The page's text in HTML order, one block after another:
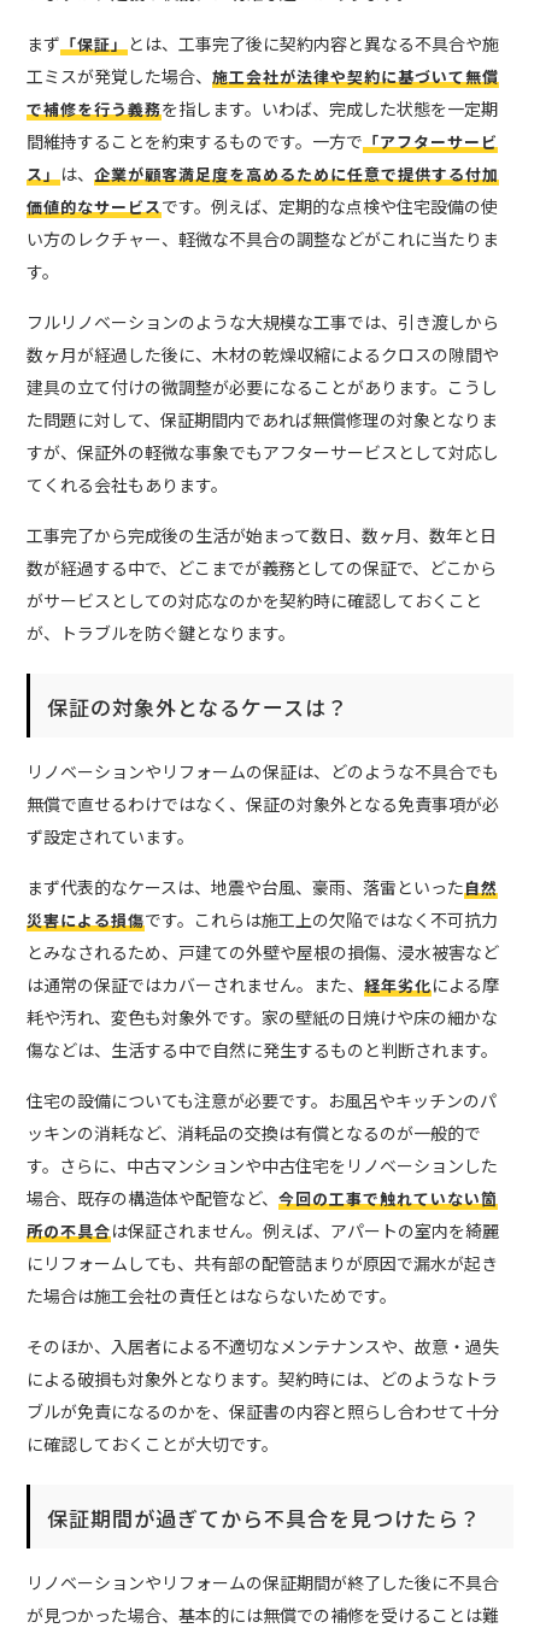
まず 「保証」 とは、工事完了後に契約内容と異なる不具合や施
工ミスが発覚した場合、施工会社が法律や契約に基づいて無償
で補修を行う義務を指します。いわば、完成した状態を一定期
間維持することを約束するものです。一方で 「アフターサービ
ス」 は、企業が顧客満足度を高めるために任意で提供する付加
価値的なサービスです。例えば、定期的な点検や住宅設備の使
い方のレクチャー、軽微な不具合の調整などがこれに当たりま
す。
フルリノベーションのような大規模な工事では、引き渡しから
数ヶ月が経過した後に、木材の乾燥収縮によるクロスの隙間や
建具の立て付けの微調整が必要になることがあります。こうし
た問題に対して、保証期間内であれば無償修理の対象となりま
すが、保証外の軽微な事象でもアフターサービスとして対応し
てくれる会社もあります。
工事完了から完成後の生活が始まって数日、数ヶ月、数年と日
数が経過する中で、どこまでが義務としての保証で、どこから
がサービスとしての対応なのかを契約時に確認しておくこと
が、トラブルを防ぐ鍵となります。
保証の対象外となるケースは？
リノベーションやリフォームの保証は、どのような不具合でも
無償で直せるわけではなく、保証の対象外となる免責事項が必
ず設定されています。
まず代表的なケースは、地震や台風、豪雨、落雷といった自然
災害による損傷です。これらは施工上の欠陥ではなく不可抗力
とみなされるため、戸建ての外壁や屋根の損傷、浸水被害など
は通常の保証ではカバーされません。また、経年劣化による摩
耗や汚れ、変色も対象外です。家の壁紙の日焼けや床の細かな
傷などは、生活する中で自然に発生するものと判断されます。
住宅の設備についても注意が必要です。お風呂やキッチンのパ
ッキンの消耗など、消耗品の交換は有償となるのが一般的で
す。さらに、中古マンションや中古住宅をリノベーションした
場合、既存の構造体や配管など、今回の工事で触れていない箇
所の不具合は保証されません。例えば、アパートの室内を綺麗
にリフォームしても、共有部の配管詰まりが原因で漏水が起き
た場合は施工会社の責任とはならないためです。
そのほか、入居者による不適切なメンテナンスや、故意・過失
による破損も対象外となります。契約時には、どのようなトラ
ブルが免責になるのかを、保証書の内容と照らし合わせて十分
に確認しておくことが大切です。
保証期間が過ぎてから不具合を見つけたら？
リノベーションやリフォームの保証期間が終了した後に不具合
が見つかった場合、基本的には無償での補修を受けることは難